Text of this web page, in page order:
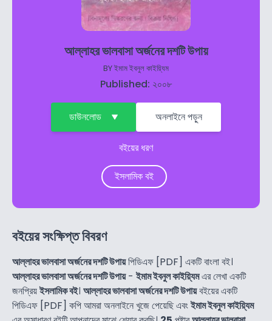
আল্লাহর ভালবাসা অর্জনের দশটি উপায়
BYইমাম ইবনুল কাইয়্যিম
Published: ২০০৮
ডাউনলোড অনলাইনে পড়ুন
বইয়ের ধরণ
ইসলামিক বই
বইয়ের সংক্ষিপ্ত বিবরণ
আল্লাহর ভালবাসা অর্জনের দশটি উপায়পিডিএফ [PDF] একটি বাংলা বই।
আল্লাহর ভালবাসা অর্জনের দশটি উপায়- ইমাম ইবনুল কাইয়্যিমএর লেখা একটি
জনপ্রিয়ইসলামিক বই। আল্লাহর ভালবাসা অর্জনের দশটি উপায়বইয়ের একটি
পিডিএফ [PDF] কপি আমরা অনলাইনে খুজে পেয়েছি এবংইমাম ইবনুল কাইয়্যিম